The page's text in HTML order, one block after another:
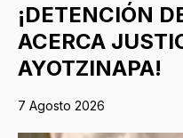
¡DETENCIÓN
ACERCA
AYOTZINAPA!
7 Agosto 2026